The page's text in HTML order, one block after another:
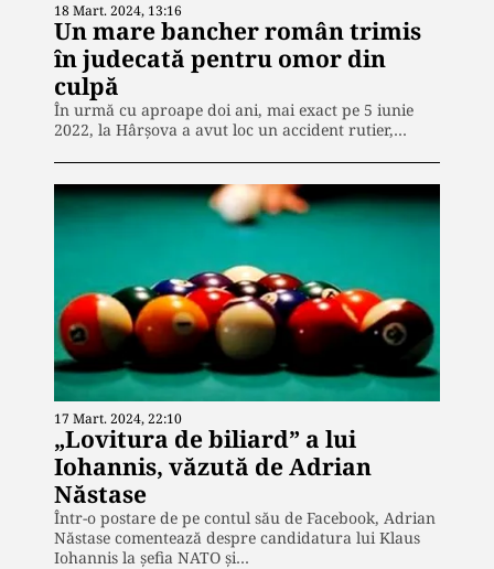
18 Mart. 2024, 13:16
Un mare bancher român trimis
în judecată pentru omor din
culpă
În urmă cu aproape doi ani, mai exact pe 5 iunie
2022, la Hârșova a avut loc un accident rutier,…
17 Mart. 2024, 22:10
„Lovitura de biliard” a lui
Iohannis, văzută de Adrian
Năstase
Într-o postare de pe contul său de Facebook, Adrian
Năstase comentează despre candidatura lui Klaus
Iohannis la șefia NATO și…